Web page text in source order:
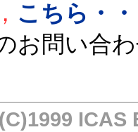
こちら・
お問い合